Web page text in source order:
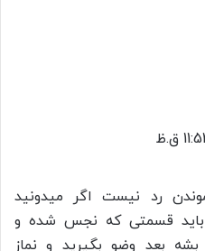
رد نیست اگر میدونید
قسمتی که نجس شده و
بشه بعد وضو بگیرید و نماز